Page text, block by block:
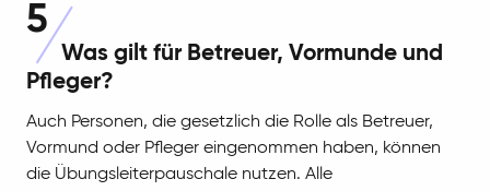
5
Was gilt für Betreuer, Vormunde und
Pfleger?
Auch Personen, die gesetzlich die Rolle als Betreuer,
Vormund oder Pfleger eingenommen haben, können
die Übungsleiterpauschale nutzen. Alle